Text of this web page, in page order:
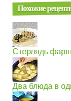
Похожие
Стерлядь
Два блюда в